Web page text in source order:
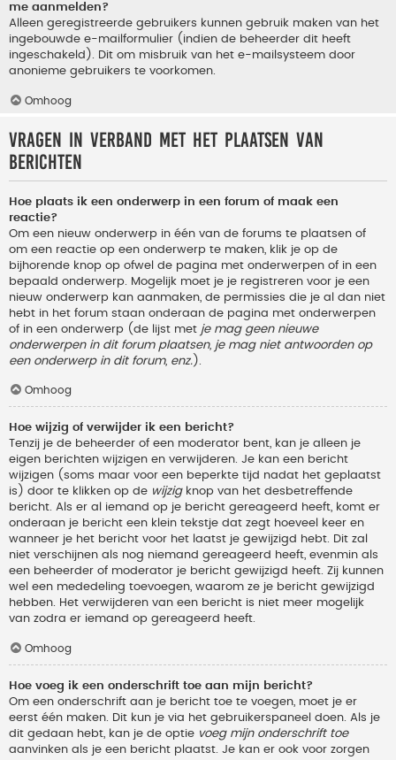
me aanmelden?
Alleen geregistreerde gebruikers kunnen gebruik maken van het
ingebouwde e-mailformulier (indien de beheerder dit heeft
ingeschakeld). Dit om misbruik van het e-mailsysteem door
anonieme gebruikers te voorkomen.
Omhoog
Vragen in verband met het plaatsen van
berichten
Hoe plaats ik een onderwerp in een forum of maak een
reactie?
Om een nieuw onderwerp in één van de forums te plaatsen of
om een reactie op een onderwerp te maken, klik je op de
bijhorende knop op ofwel de pagina met onderwerpen of in een
bepaald onderwerp. Mogelijk moet je je registreren voor je een
nieuw onderwerp kan aanmaken, de permissies die je al dan niet
hebt in het forum staan onderaan de pagina met onderwerpen
of in een onderwerp (de lijst met je mag geen nieuwe
onderwerpen in dit forum plaatsen, je mag niet antwoorden op
een onderwerp in dit forum, enz. ).
Omhoog
Hoe wijzig of verwijder ik een bericht?
Tenzij je de beheerder of een moderator bent, kan je alleen je
eigen berichten wijzigen en verwijderen. Je kan een bericht
wijzigen (soms maar voor een beperkte tijd nadat het geplaatst
is) door te klikken op de wijzigknop van het desbetreffende
bericht. Als er al iemand op je bericht gereageerd heeft, komt er
onderaan je bericht een klein tekstje dat zegt hoeveel keer en
wanneer je het bericht voor het laatst je gewijzigd hebt. Dit zal
niet verschijnen als nog niemand gereageerd heeft, evenmin als
een beheerder of moderator je bericht gewijzigd heeft. Zij kunnen
wel een mededeling toevoegen, waarom ze je bericht gewijzigd
hebben. Het verwijderen van een bericht is niet meer mogelijk
van zodra er iemand op gereageerd heeft.
Omhoog
Hoe voeg ik een onderschrift toe aan mijn bericht?
Om een onderschrift aan je bericht toe te voegen, moet je er
eerst één maken. Dit kun je via het gebruikerspaneel doen. Als je
dit gedaan hebt, kan je de optie voeg mijn onderschrift toe
aanvinken als je een bericht plaatst. Je kan er ook voor zorgen